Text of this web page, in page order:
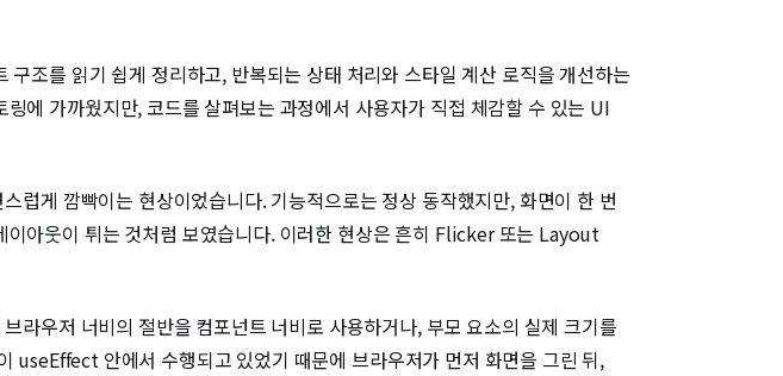
조를 읽기 쉽게 정리하고, 반복되는 상태 처리와 스타일 계산 로직을 개선하는
에 가까웠지만, 코드를 살펴보는 과정에서 사용자가 직접 체감할 수 있는 UI
럽게 깜빡이는 현상이었습니다. 기능적으로는 정상 동작했지만, 화면이 한 번
아웃이 튀는 것처럼 보였습니다. 이러한 현상은 흔히 Flicker 또는 Layout
라우저 너비의 절반을 컴포넌트 너비로 사용하거나, 부모 요소의 실제 크기를
useEffect 안에서 수행되고 있었기 때문에 브라우저가 먼저 화면을 그린 뒤,